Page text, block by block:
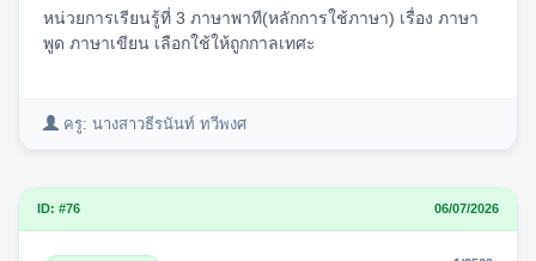
หน่วยการเรียนรู้ที่ 3 ภาษาพาที(หลักการใช้ภาษา) เรื่อง ภาษา
พูด ภาษาเขียน เลือกใช้ให้ถูกกาลเทศะ
ครู: นางสาวธีรนันท์ ทวีพงศ
ID: #76 06/07/2026